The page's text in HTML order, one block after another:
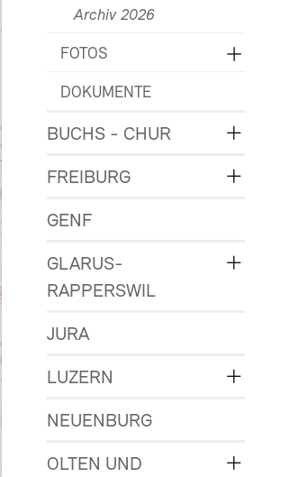
Archiv 2026
FOTOS
DOKUMENTE
BUCHS - CHUR
FREIBURG
GENF
GLARUS-
RAPPERSWIL
JURA
LUZERN
NEUENBURG
OLTEN UND